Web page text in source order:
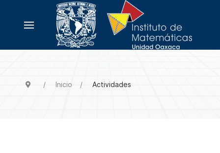
Inicio Actividades